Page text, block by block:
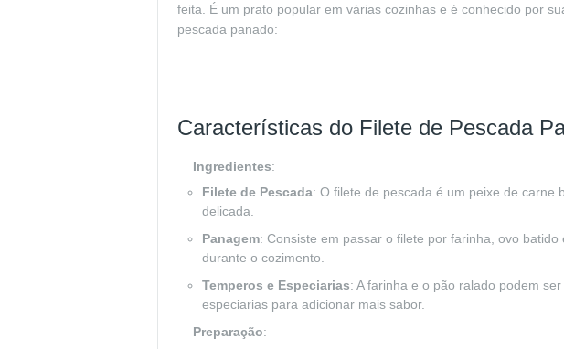
feita. É um prato popular em várias cozinhas e é conhecido por
pescada panado:
Características do Filete de Pescada
Ingredientes:
Filete de Pescada: O filete de pescada é um peixe de carne
delicada.
Panagem: Consiste em passar o filete por farinha, ovo
durante o cozimento.
Temperos e Especiarias: A farinha e o pão ralado podem
especiarias para adicionar mais sabor.
Preparação: